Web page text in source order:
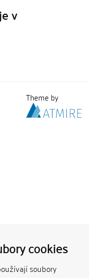
cookies
soubory
v
Theme by